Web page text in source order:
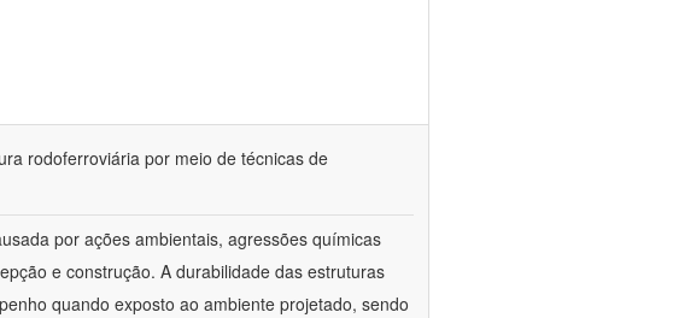
rodoferroviária por meio de técnicas de
por ações ambientais, agressões químicas
e construção. A durabilidade das estruturas
quando exposto ao ambiente projetado, sendo